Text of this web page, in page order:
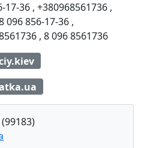
17-36 , +380968561736 ,
096 856-17-36 ,
, 8 096 8561736